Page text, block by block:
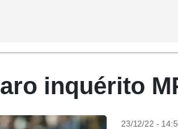
inquérito
23/12/22 -